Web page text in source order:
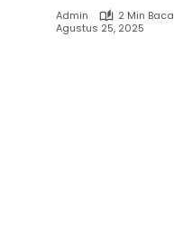
Admin
2 Min Baca
Agustus 25, 2025